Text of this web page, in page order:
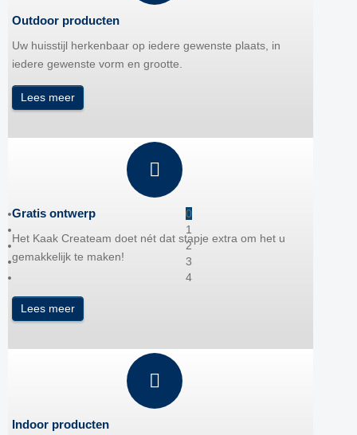
0
1
2
3
4
Outdoor producten
Uw huisstijl herkenbaar op iedere gewenste plaats, in
iedere gewenste vorm en grootte.
Lees meer
Gratis ontwerp
Het Kaak Createam doet nét dat stapje extra om het u
gemakkelijk te maken!
Lees meer
Indoor producten